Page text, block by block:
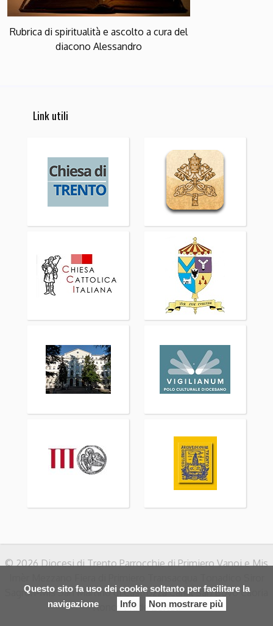
Questo sito fa uso dei cookie soltanto per facilitare la
navigazione
Info Non mostrare più
Rubrica di spiritualità e ascolto a cura del
diacono Alessandro
Link utili
© 2026 Diocesi di Trento Parrocchie di Primiero Vanoi e Mis
Sagron-Mis San Martino di Castrozza Canal San Bovo Caoria
Ronco Prade Zortea